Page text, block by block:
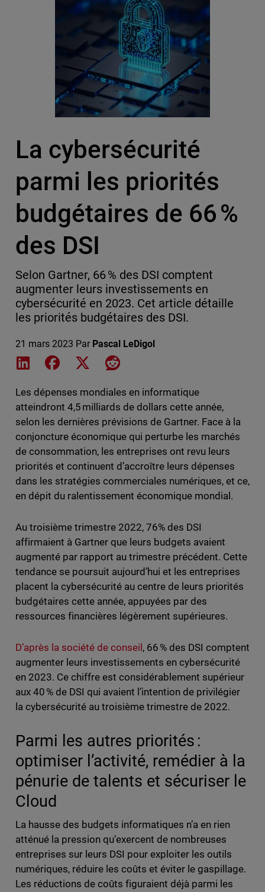
La cybersécurité
parmi les priorités
budgétaires de 66 %
des DSI
Selon Gartner, 66 % des DSI comptent
augmenter leurs investissements en
cybersécurité en 2023. Cet article détaille
les priorités budgétaires des DSI.
21 mars 2023 Par Pascal LeDigol
Share on LinkedIn
Share on Facebook
Share on XShare on Reddit
Les dépenses mondiales en informatique
atteindront 4,5 milliards de dollars cette année,
selon les dernières prévisions de Gartner. Face à la
conjoncture économique qui perturbe les marchés
de consommation, les entreprises ont revu leurs
priorités et continuent d’accroître leurs dépenses
dans les stratégies commerciales numériques, et ce,
en dépit du ralentissement économique mondial.
Au troisième trimestre 2022, 76% des DSI
affirmaient à Gartner que leurs budgets avaient
augmenté par rapport au trimestre précédent. Cette
tendance se poursuit aujourd’hui et les entreprises
placent la cybersécurité au centre de leurs priorités
budgétaires cette année, appuyées par des
ressources financières légèrement supérieures.
D’après la société de conseil , 66 % des DSI comptent
augmenter leurs investissements en cybersécurité
en 2023. Ce chiffre est considérablement supérieur
aux 40 % de DSI qui avaient l’intention de privilégier
la cybersécurité au troisième trimestre de 2022.
Parmi les autres priorités :
optimiser l’activité, remédier à la
pénurie de talents et sécuriser le
Cloud
La hausse des budgets informatiques n’a en rien
atténué la pression qu’exercent de nombreuses
entreprises sur leurs DSI pour exploiter les outils
numériques, réduire les coûts et éviter le gaspillage.
Les réductions de coûts figuraient déjà parmi les